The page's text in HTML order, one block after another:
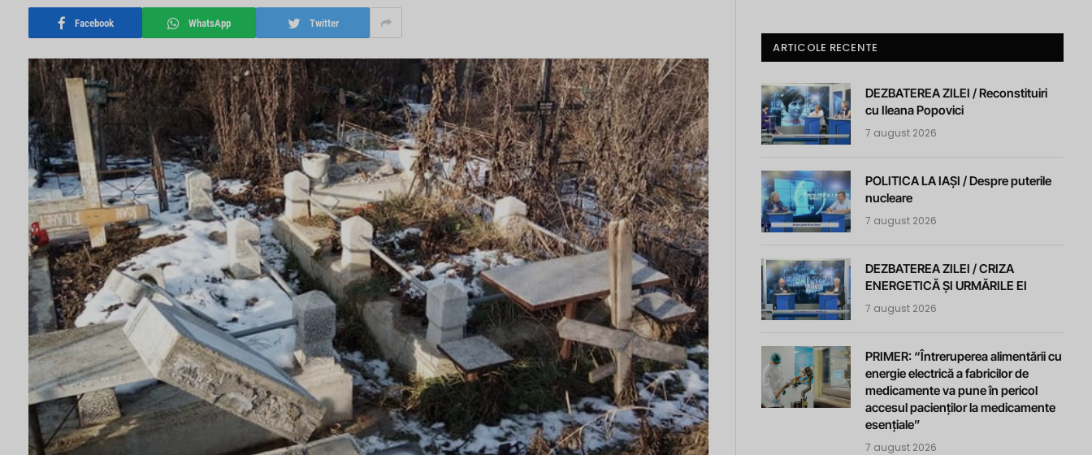
Facebook WhatsApp Twitter
ARTICOLE RECENTE
DEZBATEREA ZILEI / Reconstituiri
cu Ileana Popovici
7 august 2026
POLITICA LA IAȘI / Despre puterile
nucleare
7 august 2026
DEZBATEREA ZILEI / CRIZA
ENERGETICĂ ȘI URMĂRILE EI
7 august 2026
PRIMER: “Întreruperea alimentării cu
energie electrică a fabricilor de
medicamente va pune în pericol
accesul pacienților la medicamente
esențiale”
7 august 2026